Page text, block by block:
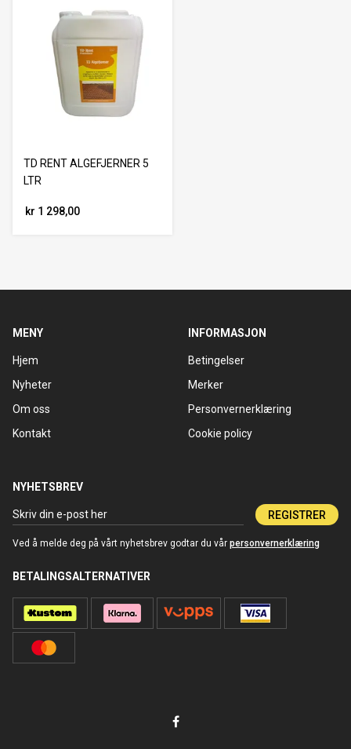
TD RENT ALGEFJERNER 5
LTR
kr 1 298,00
MENY
Hjem
Nyheter
Om oss
Kontakt
INFORMASJON
Betingelser
Merker
Personvernerklæring
Cookie policy
NYHETSBREV
REGISTRER
Ved å melde deg på vårt nyhetsbrev godtar du vår personvernerklæring
BETALINGSALTERNATIVER